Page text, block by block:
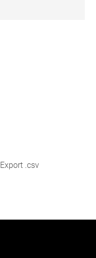
Export .csv